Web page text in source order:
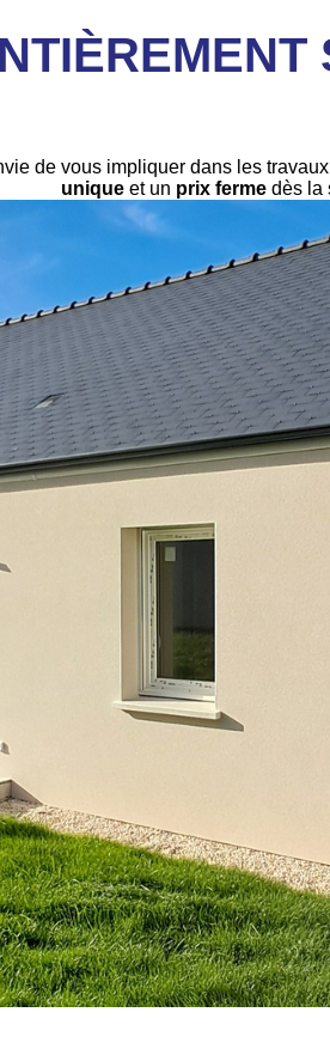
de vous impliquer dans les
uniqueet un prix fermedès la